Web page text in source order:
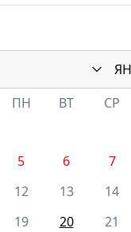
ПН
ВТ СР
5
6 7
12
13 14
19
20 21